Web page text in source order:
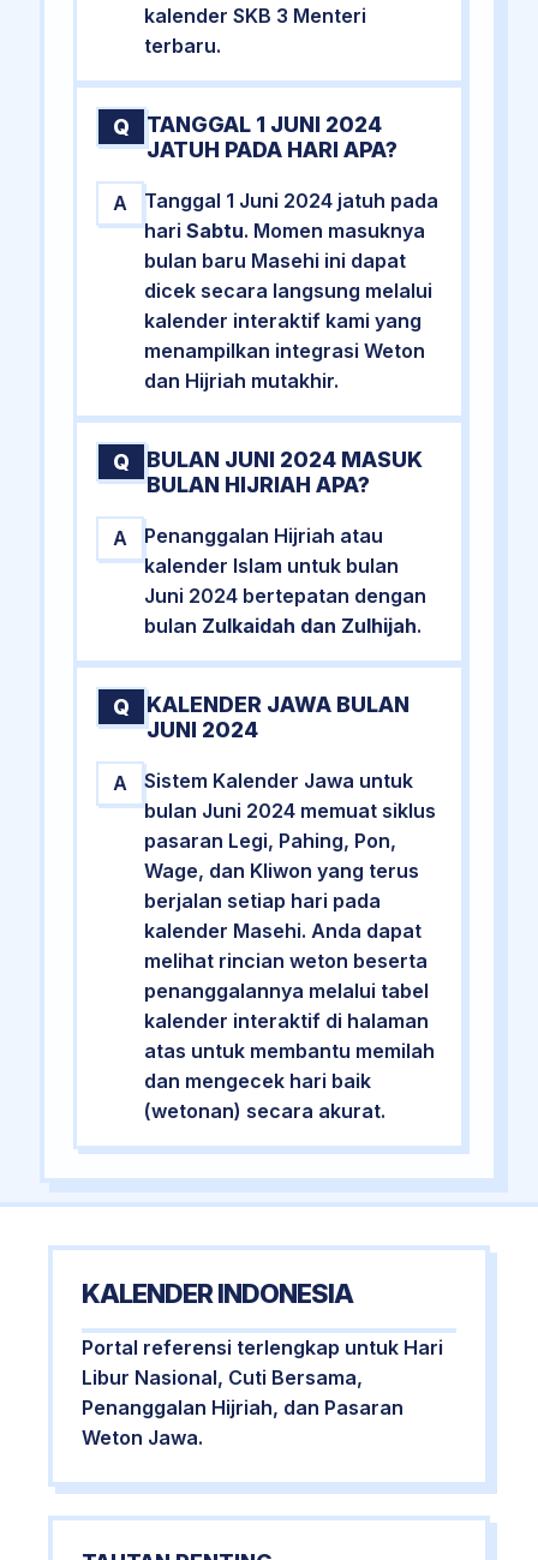
kalender SKB 3 Menteri
terbaru.
Q
TANGGAL 1 JUNI 2024
JATUH PADA HARI APA?
A
Tanggal 1 Juni 2024 jatuh pada
hari Sabtu. Momen masuknya
bulan baru Masehi ini dapat
dicek secara langsung melalui
kalender interaktif kami yang
menampilkan integrasi Weton
dan Hijriah mutakhir.
Q
BULAN JUNI 2024 MASUK
BULAN HIJRIAH APA?
A
Penanggalan Hijriah atau
kalender Islam untuk bulan
Juni 2024 bertepatan dengan
bulan Zulkaidah dan Zulhijah.
Q
KALENDER JAWA BULAN
JUNI 2024
A
Sistem Kalender Jawa untuk
bulan Juni 2024 memuat siklus
pasaran Legi, Pahing, Pon,
Wage, dan Kliwon yang terus
berjalan setiap hari pada
kalender Masehi. Anda dapat
melihat rincian weton beserta
penanggalannya melalui tabel
kalender interaktif di halaman
atas untuk membantu memilah
dan mengecek hari baik
(wetonan) secara akurat.
KALENDER INDONESIA
Portal referensi terlengkap untuk Hari
Libur Nasional, Cuti Bersama,
Penanggalan Hijriah, dan Pasaran
Weton Jawa.